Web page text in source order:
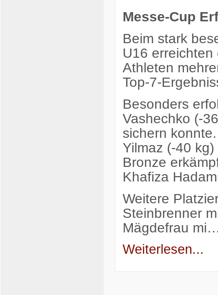
Messe-Cup
Beim stark
U16
Athleten
Top-7-
Besonders
Vashechko (-
sichern
Yilmaz (-40
Bronze
Khafiza
Weitere
Steinbrenner
Mägdefrau
Weiterlesen...